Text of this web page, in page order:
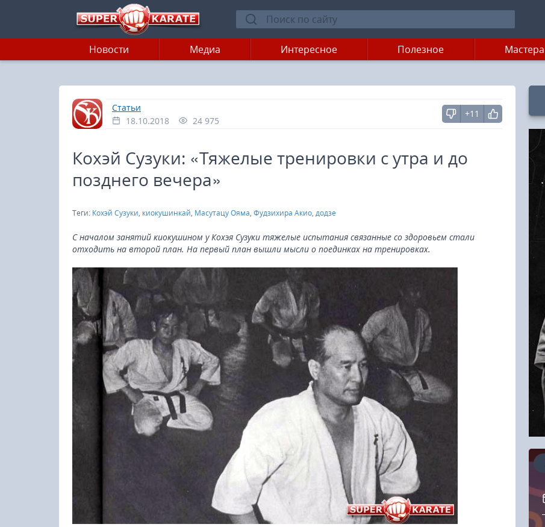
Новости Медиа Интересное Полезное Мастера
Главная
»
Статьи
18.10.2018
24 975
+11
Кохэй Сузуки: «Тяжелые тренировки с утра и до
позднего вечера»
Теги: Кохэй Сузуки, киокушинкай, Масутацу Ояма, Фудзихира Акио, додзе
С началом занятий киокушином у Кохэя Сузуки тяжелые испытания связанные со здоровьем стали
отходить на второй план. На первый план вышли мысли о поединках на тренировках.
16.08.2026